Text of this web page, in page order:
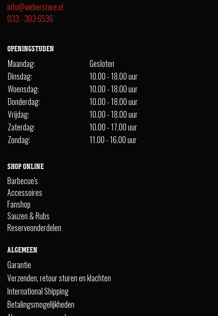
info@weberstore.nl
033 - 303 6536
OPENINGSTIJDEN
Maandag:
Gesloten
Dinsdag:
10.00 - 18.00 uur
Woensdag:
10.00 - 18.00 uur
Donderdag:
10.00 - 18.00 uur
Vrijdag:
10.00 - 18.00 uur
Zaterdag:
10.00 - 17.00 uur
Zondag:
11.00 - 16.00 uur
SHOP ONLINE
Barbecue's
Accessoires
Fanshop
Sauzen & Rubs
Reserveonderdelen
ALGEMEEN
Garantie
Verzenden, retour sturen en klachten
International Shipping
Betalingsmogelijkheden